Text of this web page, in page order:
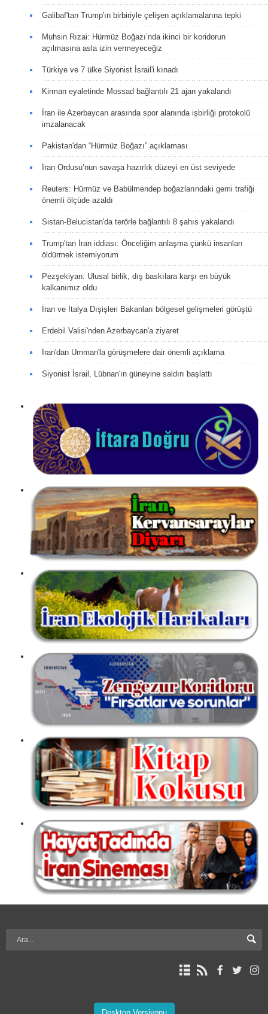
Galibaf'tan Trump'ın birbiriyle çelişen açıklamalarına tepki
Muhsin Rızai: Hürmüz Boğazı’nda ikinci bir koridorun
açılmasına asla izin vermeyeceğiz
Türkiye ve 7 ülke Siyonist İsrail'i kınadı
Kirman eyaletinde Mossad bağlantılı 21 ajan yakalandı
İran ile Azerbaycan arasında spor alanında işbirliği protokolü
imzalanacak
Pakistan'dan “Hürmüz Boğazı” açıklaması
İran Ordusu’nun savaşa hazırlık düzeyi en üst seviyede
Reuters: Hürmüz ve Babülmendep boğazlarındaki gemi trafiği
önemli ölçüde azaldı
Sistan-Belucistan'da terörle bağlantılı 8 şahıs yakalandı
Trump'tan İran iddiası: Önceliğim anlaşma çünkü insanları
öldürmek istemiyorum
Pezşekiyan: Ulusal birlik, dış baskılara karşı en büyük
kalkanımız oldu
İran ve İtalya Dışişleri Bakanları bölgesel gelişmeleri görüştü
Erdebil Valisi'nden Azerbaycan'a ziyaret
İran'dan Umman'la görüşmelere dair önemli açıklama
Siyonist İsrail, Lübnan'ın güneyine saldırı başlattı